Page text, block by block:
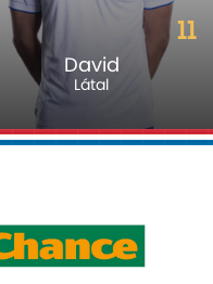
11
David
Látal